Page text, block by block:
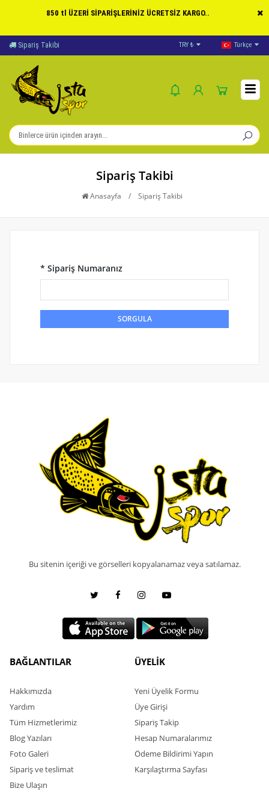
850 tl ÜZERİ SİPARİŞLERİNİZ ÜCRETSİZ KARGO..
Sipariş Takibi TRY ₺ Türkçe
Sipariş Takibi
Anasayfa / Sipariş Takibi
* Sipariş Numaranız
SORGULA
Bu sitenin içeriği ve görselleri kopyalanamaz veya satılamaz.
BAĞLANTILAR
Hakkımızda
Yardım
Tüm Hizmetlerimiz
Blog Yazıları
Foto Galeri
Sipariş ve teslimat
Bize Ulaşın
ÜYELİK
Yeni Üyelik Formu
Üye Girişi
Sipariş Takip
Hesap Numaralarımız
Ödeme Bildirimi Yapın
Karşılaştırma Sayfası